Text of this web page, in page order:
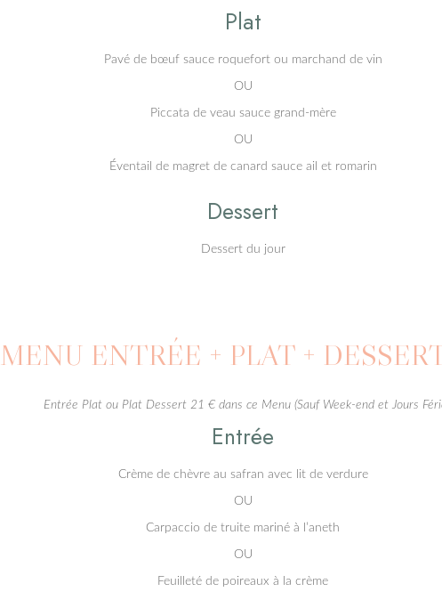
Plat
Pavé de bœuf sauce roquefort ou marchand de vin
OU
Piccata de veau sauce grand-mère
OU
Éventail de magret de canard sauce ail et romarin
Dessert
Dessert du jour
MENU ENTRÉE + PLAT +
Entrée Plat ou Plat Dessert 21 € dans ce Menu (Sauf Week-end et Jours
Entrée
Crème de chèvre au safran avec lit de verdure
OU
Carpaccio de truite mariné à l’aneth
OU
Feuilleté de poireaux à la crème